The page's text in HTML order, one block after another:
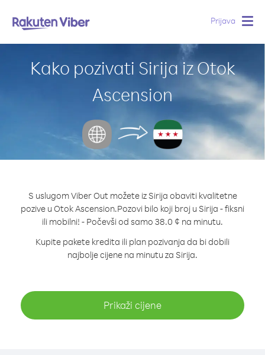
Prijava
Kako pozivati Sirija iz Otok
Ascension
S uslugom Viber Out možete iz Sirija obaviti kvalitetne
pozive u Otok Ascension.Pozovi bilo koji broj u Sirija - fiksni
ili mobilni! - Počevši od samo 38.0 ¢ na minutu.
Kupite pakete kredita ili plan pozivanja da bi dobili
najbolje cijene na minutu za Sirija.
Prikaži cijene